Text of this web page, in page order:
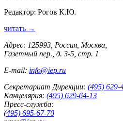
Редактор: Рогов К.Ю.
читать →
Адрес: 125993, Россия, Москва,
Газетный пер., д. 3-5, стр. 1
E-mail: info@iep.ru
Секретариат Дирекции: (495) 629-
Канцелярия: (495) 629-64-13
Пресс-служба:
(495) 695-67-70